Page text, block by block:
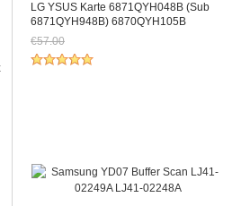
LG YSUS Karte 6871QYH048B (Sub
6871QYH948B) 6870QYH105B
€57.00
Jetzt nur noch €53.01